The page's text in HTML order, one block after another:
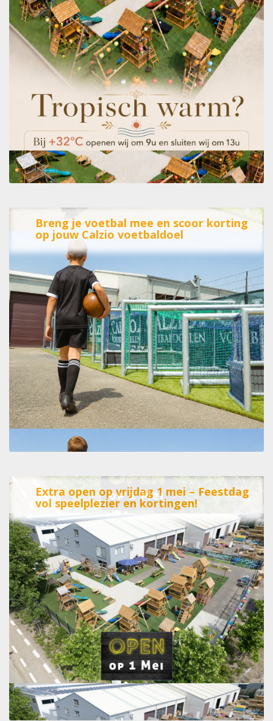
Breng je voetbal mee en scoor korting
op jouw Calzio voetbaldoel
Extra open op vrijdag 1 mei – Feestdag
vol speelplezier en kortingen!